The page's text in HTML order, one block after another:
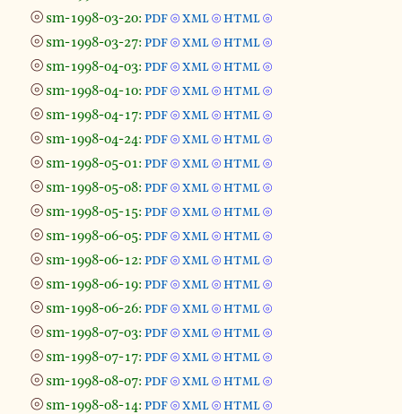
⦾ sm-1998-03-20: pdf ⦾ xml ⦾ html ⦾
⦾ sm-1998-03-27: pdf ⦾ xml ⦾ html ⦾
⦾ sm-1998-04-03: pdf ⦾ xml ⦾ html ⦾
⦾ sm-1998-04-10: pdf ⦾ xml ⦾ html ⦾
⦾ sm-1998-04-17: pdf ⦾ xml ⦾ html ⦾
⦾ sm-1998-04-24: pdf ⦾ xml ⦾ html ⦾
⦾ sm-1998-05-01: pdf ⦾ xml ⦾ html ⦾
⦾ sm-1998-05-08: pdf ⦾ xml ⦾ html ⦾
⦾ sm-1998-05-15: pdf ⦾ xml ⦾ html ⦾
⦾ sm-1998-06-05: pdf ⦾ xml ⦾ html ⦾
⦾ sm-1998-06-12: pdf ⦾ xml ⦾ html ⦾
⦾ sm-1998-06-19: pdf ⦾ xml ⦾ html ⦾
⦾ sm-1998-06-26: pdf ⦾ xml ⦾ html ⦾
⦾ sm-1998-07-03: pdf ⦾ xml ⦾ html ⦾
⦾ sm-1998-07-17: pdf ⦾ xml ⦾ html ⦾
⦾ sm-1998-08-07: pdf ⦾ xml ⦾ html ⦾
⦾ sm-1998-08-14: pdf ⦾ xml ⦾ html ⦾